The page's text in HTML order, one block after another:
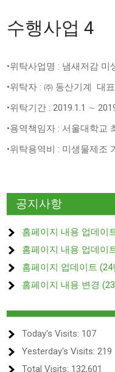
수행사업 4
•위탁사업명 : 냄새저감 미
•위탁자 : ㈜ 동산기계 대
•위탁기간 : 2019.1.1 ∼
•용역책임자 : 서울대학교
•위탁용역비 : 미생물제조
공지사항
홈페이지 내용 업데이
홈페이지 내용 업데이
홈페이지 업데이트 (24
홈페이지 내용 변경
Today's Visits: 107
Yesterday's Visits:219
Total Visits: 132,601